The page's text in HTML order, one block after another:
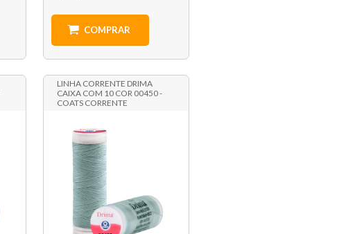
COMPRAR
LINHA CORRENTE DRIMA
CAIXA COM 10 COR 00450 -
COATS CORRENTE